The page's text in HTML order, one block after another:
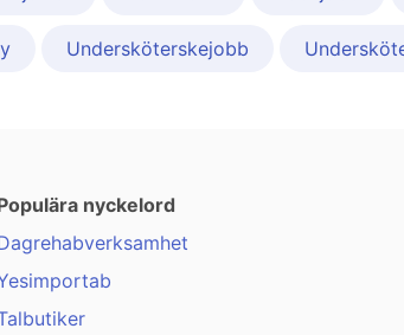
Undersköterskejobb
nyckelord